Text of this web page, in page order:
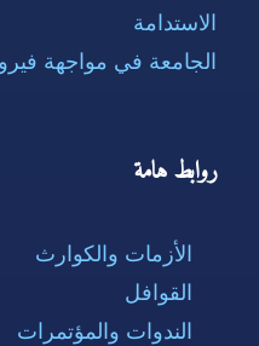
الاستدامة
الجامعة في مواجهة
روابط هامة
الأزمات والكوارث
القوافل
الندوات والمؤتمرات